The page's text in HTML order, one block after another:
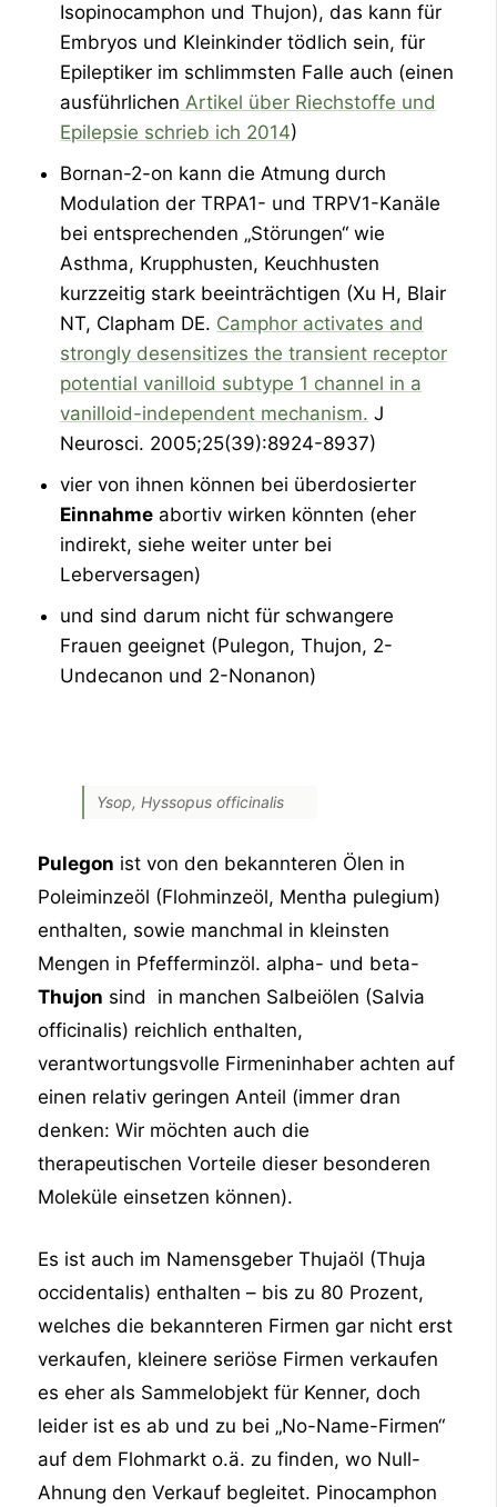
Isopinocamphon und Thujon), das kann für
Embryos und Kleinkinder tödlich sein, für
Epileptiker im schlimmsten Falle auch (einen
ausführlichen Artikel über Riechstoffe und
Epilepsie schrieb ich 2014)
Bornan-2-on kann die Atmung durch
Modulation der TRPA1- und TRPV1-Kanäle
bei entsprechenden „Störungen“ wie
Asthma, Krupphusten, Keuchhusten
kurzzeitig stark beeinträchtigen (Xu H, Blair
NT, Clapham DE. Camphor activates and
strongly desensitizes the transient receptor
potential vanilloid subtype 1 channel in a
vanilloid-independent mechanism. J
Neurosci. 2005;25(39):8924-8937)
vier von ihnen können bei überdosierter
Einnahme abortiv wirken könnten (eher
indirekt, siehe weiter unter bei
Leberversagen)
und sind darum nicht für schwangere
Frauen geeignet (Pulegon, Thujon, 2-
Undecanon und 2-Nonanon)
Ysop, Hyssopus officinalis
Pulegon ist von den bekannteren Ölen in
Poleiminzeöl (Flohminzeöl, Mentha pulegium)
enthalten, sowie manchmal in kleinsten
Mengen in Pfefferminzöl. alpha- und beta-
Thujon sind in manchen Salbeiölen (Salvia
officinalis) reichlich enthalten,
verantwortungsvolle Firmeninhaber achten auf
einen relativ geringen Anteil (immer dran
denken: Wir möchten auch die
therapeutischen Vorteile dieser besonderen
Moleküle einsetzen können).
Es ist auch im Namensgeber Thujaöl (Thuja
occidentalis) enthalten – bis zu 80 Prozent,
welches die bekannteren Firmen gar nicht erst
verkaufen, kleinere seriöse Firmen verkaufen
es eher als Sammelobjekt für Kenner, doch
leider ist es ab und zu bei „No-Name-Firmen“
auf dem Flohmarkt o.ä. zu finden, wo Null-
Ahnung den Verkauf begleitet. Pinocamphon